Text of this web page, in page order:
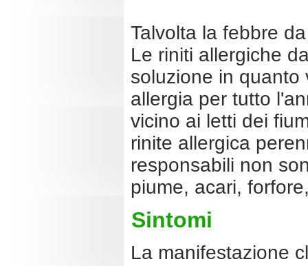
Talvolta la febbre
Le riniti allergiche
soluzione in
allergia per tutto
vicino ai letti dei
rinite allergica
responsabili non
piume, acari,
Sintomi
La manifestazione